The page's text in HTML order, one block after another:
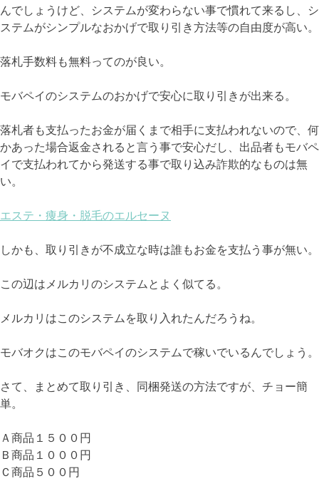
んでしょうけど、システムが変わらない事で慣れて来るし、シ
ステムがシンプルなおかげで取り引き方法等の自由度が高い。
落札手数料も無料ってのが良い。
モバペイのシステムのおかげで安心に取り引きが出来る。
落札者も支払ったお金が届くまで相手に支払われないので、何
かあった場合返金されると言う事で安心だし、出品者もモバペ
イで支払われてから発送する事で取り込み詐欺的なものは無
い。
エステ・痩身・脱毛のエルセーヌ
しかも、取り引きが不成立な時は誰もお金を支払う事が無い。
この辺はメルカリのシステムとよく似てる。
メルカリはこのシステムを取り入れたんだろうね。
モバオクはこのモバペイのシステムで稼いでいるんでしょう。
さて、まとめて取り引き、同梱発送の方法ですが、チョー簡
単。
Ａ商品１５００円
Ｂ商品１０００円
Ｃ商品５００円